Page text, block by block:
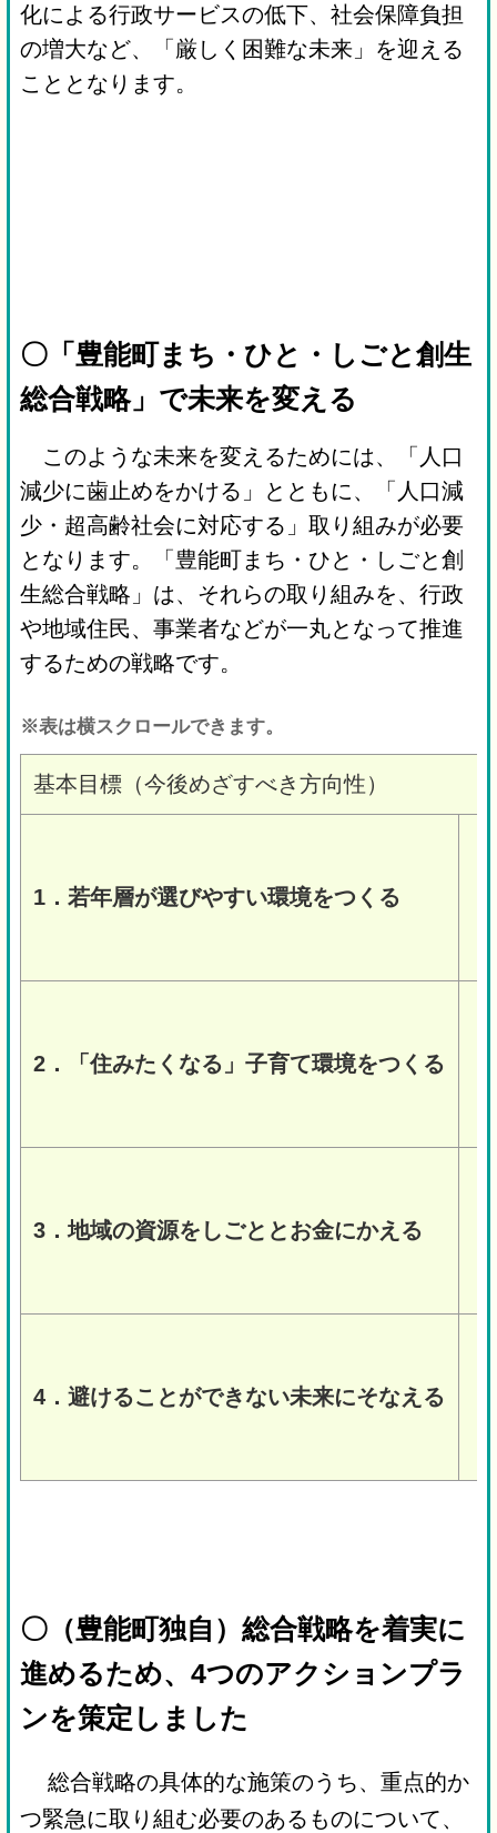
化による行政サービスの低下、社会保障負担
の増大など、「厳しく困難な未来」を迎える
こととなります。
〇「豊能町まち・ひと・しごと創生
総合戦略」で未来を変える
このような未来を変えるためには、「人口
減少に歯止めをかける」とともに、「人口減
少・超高齢社会に対応する」取り組みが必要
となります。「豊能町まち・ひと・しごと創
生総合戦略」は、それらの取り組みを、行政
や地域住民、事業者などが一丸となって推進
するための戦略です。
※表は横スクロールできます。
基本目標（今後めざすべき方向性）
1．若年層が選びやすい環境をつくる
2．「住みたくなる」子育て環境をつくる
3．地域の資源をしごととお金にかえる
4．避けることができない未来にそなえる
〇（豊能町独自）総合戦略を着実に
進めるため、4つのアクションプラ
ンを策定しました
総合戦略の具体的な施策のうち、重点的か
つ緊急に取り組む必要のあるものについて、